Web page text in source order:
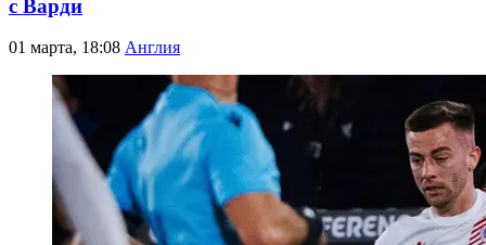
с Варди
01 марта, 18:08 Англия